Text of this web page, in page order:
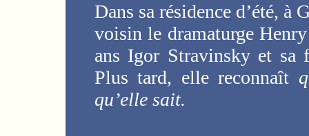
Dans sa résidence d’été, à
voisin le dramaturge
ans Igor Stravinsky et sa
Plus tard, elle reconnaît
qu’elle sait.